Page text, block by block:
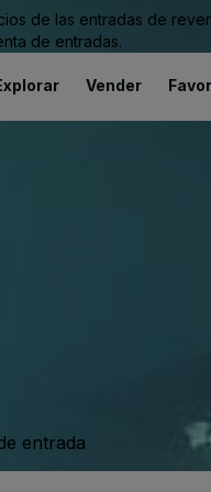
de las entradas de
de entradas.
Vender
entrada